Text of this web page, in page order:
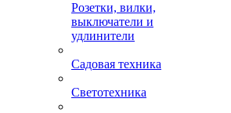
Розетки, вилки,
выключатели и
удлинители
Садовая техника
Светотехника